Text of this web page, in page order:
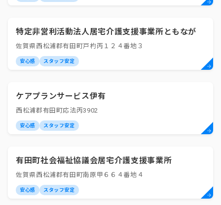
特定非営利活動法人居宅介護支援事業所ともなが
佐賀県西松浦郡有田町戸杓丙１２４番地３
安心感 スタッフ安定
ケアプランサービス伊有
西松浦郡有田町応法丙3902
安心感 スタッフ安定
有田町社会福祉協議会居宅介護支援事業所
佐賀県西松浦郡有田町南原甲６６４番地４
安心感 スタッフ安定